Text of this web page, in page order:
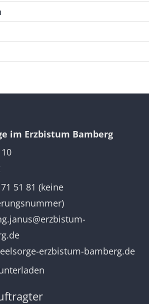
im Erzbistum Bamberg
51 81 (keine
erzbistum-bamberg.de